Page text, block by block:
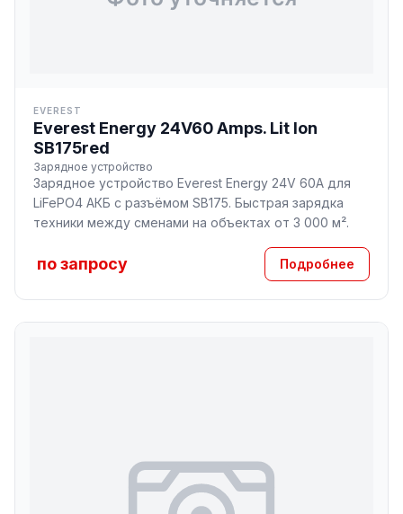
EVEREST
Everest Energy 24V60 Amps. Lit Ion
SB175red
Зарядное устройство
Зарядное устройство Everest Energy 24V 60A для
LiFePO4 АКБ с разъёмом SB175. Быстрая зарядка
техники между сменами на объектах от 3 000 м².
по запросу Подробнее